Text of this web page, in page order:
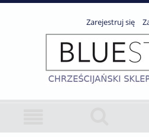
Zarejestruj się